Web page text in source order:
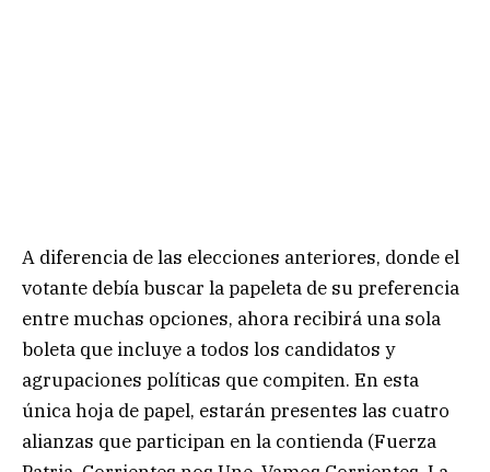
A diferencia de las elecciones anteriores, donde el
votante debía buscar la papeleta de su preferencia
entre muchas opciones, ahora recibirá una sola
boleta que incluye a todos los candidatos y
agrupaciones políticas que compiten. En esta
única hoja de papel, estarán presentes las cuatro
alianzas que participan en la contienda (Fuerza